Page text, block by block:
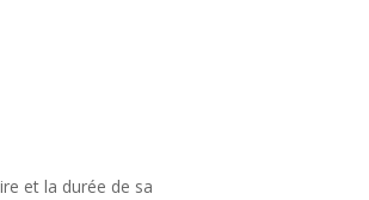
et la durée de sa